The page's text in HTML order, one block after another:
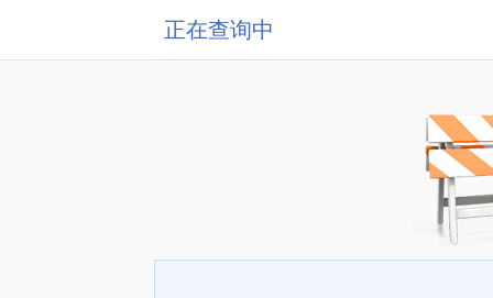
正在查询中